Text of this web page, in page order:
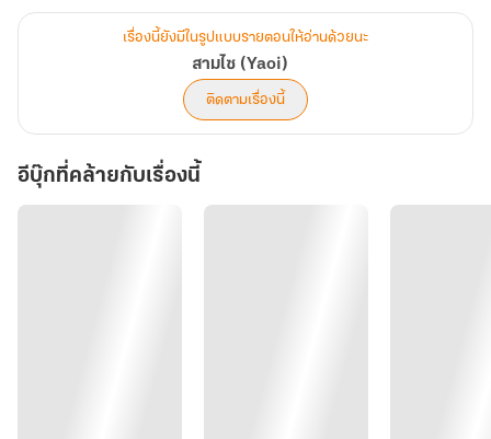
เรื่องนี้ยังมีในรูปแบบรายตอนให้อ่านด้วยนะ
สามไซ (Yaoi)
ติดตามเรื่องนี้
อีบุ๊กที่คล้ายกับเรื่องนี้